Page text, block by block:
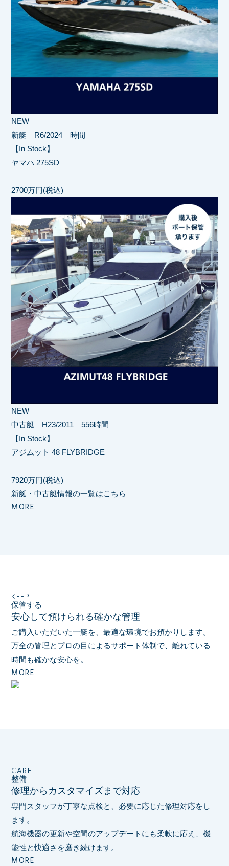
NEW
新艇 R6/2024 時間
【In Stock】
ヤマハ 275SD
2700万円(税込)
NEW
中古艇 H23/2011 556時間
【In Stock】
アジムット 48 FLYBRIDGE
7920万円(税込)
新艇・中古艇情報の一覧はこちら
MORE
KEEP
保管する
安心して預けられる確かな管理
ご購入いただいた一艇を、最適な環境でお預かりします。
万全の管理とプロの目によるサポート体制で、離れている
時間も確かな安心を。
MORE
CARE
整備
修理からカスタマイズまで対応
専門スタッフが丁寧な点検と、必要に応じた修理対応をし
ます。
航海機器の更新や空間のアップデートにも柔軟に応え、機
能性と快適さを磨き続けます。
MORE